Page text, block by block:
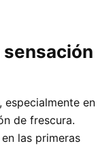
especialmente en
de frescura.
las primeras